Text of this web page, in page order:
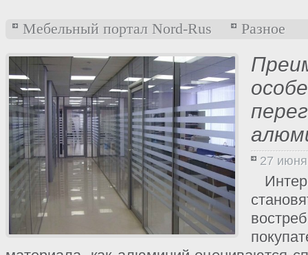
Мебельный портал Nord-Rus Разное
27 июня